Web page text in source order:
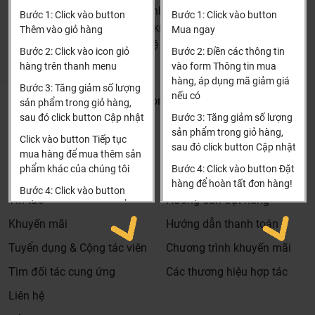
Bước 1: Click vào button
Thêm vào giỏ hàng
Bước 2: Click vào icon giỏ
hàng trên thanh menu
Bước 3: Tăng giảm số lượng
sản phẩm trong giỏ hàng,
sau đó click button Cập nhật
Click vào button Tiếp tục
mua hàng để mua thêm sản
phẩm khác của chúng tôi
Bước 4: Click vào button
Tiến hành thanh toán để
thanh toán đơn hàng của
Xin cảm ơn khách hàng!!!
Bước 1: Click vào button
Mua ngay
Bước 2: Điền các thông tin
vào form Thông tin mua
hàng, áp dụng mã giảm giá
nếu có
Bước 3: Tăng giảm số lượng
sản phẩm trong giỏ hàng,
sau đó click button Cập nhật
Bước 4: Click vào button Đặt
hàng để hoàn tất đơn hàng!
Xin cảm ơn khách hàng!!!
HN: số 160 đường Văn Minh, Di Trạch, Hoài Đức, Hà Nội
(Cách đại học công nghiệp 1 km)
HCM và các tỉnh khác: Liên hệ hotline để được hướng dẫn
đặt hàng
Khalinguyen.vn@gmail.com
0904501766
Thông tin
Tìm đại lý & Hợp tác
Tin tức
Khuyến mãi
Tuyển dụng & Cộng tác viên
Tìm đối tác cung ứng
Liên hệ
Thông tin thêm
Hướng dẫn mua hàng
Hướng dẫn đặt hàng
Hướng dẫn thanh toán
Chương trình khuyến mãi
Các thương hiệu hợp tác